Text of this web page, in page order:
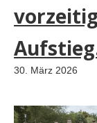
30. März 2026